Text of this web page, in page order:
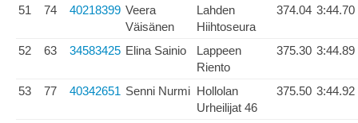
51 74 40218399 Veera
Väisänen
Lahden
Hiihtoseura
374.04 3:44.70
52 63 34583425 Elina Sainio
Lappeen
Riento
375.30 3:44.89
53 77 40342651 Senni Nurmi Hollolan
Urheilijat 46
375.50 3:44.92